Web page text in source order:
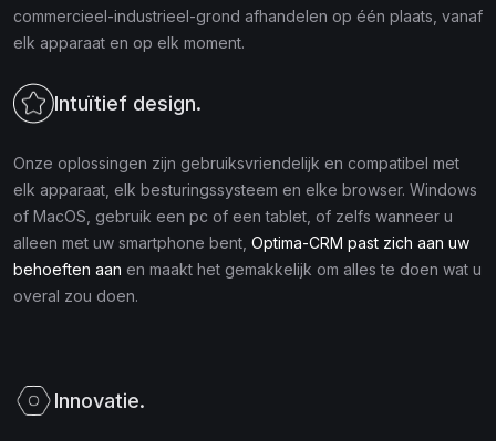
commercieel-industrieel-grond afhandelen op één plaats, vanaf
elk apparaat en op elk moment.
Intuïtief design.
Onze oplossingen zijn gebruiksvriendelijk en compatibel met
elk apparaat, elk besturingssysteem en elke browser. Windows
of MacOS, gebruik een pc of een tablet, of zelfs wanneer u
alleen met uw smartphone bent, Optima-CRM past zich aan uw
behoeften aan en maakt het gemakkelijk om alles te doen wat u
overal zou doen.
Innovatie.